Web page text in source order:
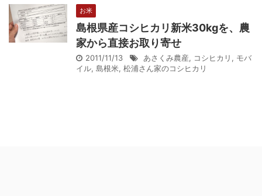
お米
島根県産コシヒカリ新米30kgを、農
家から直接お取り寄せ
2011/11/13 あさくみ農産, コシヒカリ , モバ
イル, 島根米, 松浦さん家のコシヒカリ